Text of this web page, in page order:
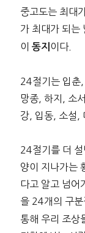
중고도는 최대
가 최대가 되는
이 동지 이다.
24절기는 입춘
망종, 하지, 소
강, 입동, 소설,
24절기를 더 설
양이 지나가는
다고 알고 넘어
을 24개의 구분
통해 우리 조상